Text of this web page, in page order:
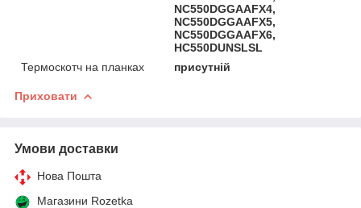
NC550DGGAAFX4,
NC550DGGAAFX5,
NC550DGGAAFX6,
HC550DUNSLSL
Термоскотч на планках
присутній
Приховати
Умови доставки
Нова Пошта
Магазини Rozetka